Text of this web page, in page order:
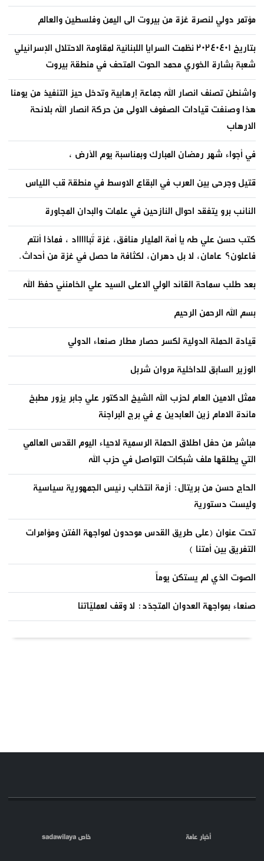
مؤتمر دولي لنصرة غزة من بيروت الى اليمن وفلسطين والعالم
بتاريخ ٢٠٢٤٠٤٠١ نظمت السرايا اللبنانية لمقاومة الاحتلال الإسرائيلي
شعبة بشارة الخوري محمد الحوت المتحف في منطقة بيروت
واشنطن تصنف انصار الله جماعة إرهابية وتدخل حيز التنفيذ من يومنا
هذا وصنفت قيادات الصفوف الاولى من حركة انصار الله بلائحة
الارهاب
في أجواء شهر رمضان المبارك وبمناسبة يوم الأرض ،
قتيل وجرحى بين العرب في البقاع الاوسط في منطقة قب اللياس
النائب برو يتفقد احوال النازحين في علمات والبدان المجاورة
كتب حسن علي طه يا أمة المليار منافق، غزة تُباااااد ، فماذا أنتم
فاعلون؟ عامان، لا بل دهران، لكثافة ما حصل في غزة من أحداث.
بعد طلب سماحة القائد الولي الاعلى السيد علي الخامنئي حفظ الله
بسم الله الرحمن الرحيم
قيادة الحملة الدولية لكسر حصار مطار صنعاء الدولي
الوزير السابق للداخلية مروان شربل
ممثل الامين العام لحزب الله الشيخ الدكتور علي جابر يزور مطبخ
مائدة الامام زين العابدين ع في برج البراجنة
مباشر من حفل اطلاق الحملة الرسمية لاحياء اليوم القدس العالمي
التي يطلقها ملف شبكات التواصل في حزب الله
الحاج حسن من بريتال: أزمة انتخاب رئيس الجمهورية سياسية
وليست دستورية
تحت عنوان (على طريق القدس موحدون لمواجهة الفتن ومؤامرات
التفريق بين أمتنا )
الصوت الذي لم يستكن يوماً
صنعاء بمواجهة العدوان المتجدّد: لا وقف لعمليّاتنا
أخبار عامة خاص sadawilaya